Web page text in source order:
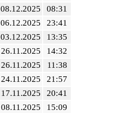
08.12.2025
08:31
06.12.2025
23:41
03.12.2025
13:35
26.11.2025
14:32
26.11.2025
11:38
24.11.2025
21:57
17.11.2025
20:41
08.11.2025
15:09